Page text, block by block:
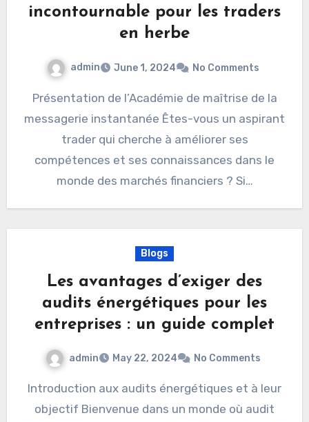
incontournable pour les traders
en herbe
admin June 1, 2024 No Comments
Présentation de l’Académie de maîtrise de la
messagerie instantanée Êtes-vous un aspirant
trader qui cherche à améliorer ses
compétences et ses connaissances dans le
monde des marchés financiers ? Si…
Blogs
Les avantages d’exiger des
audits énergétiques pour les
entreprises : un guide complet
admin May 22, 2024 No Comments
Introduction aux audits énergétiques et à leur
objectif Bienvenue dans un monde où audit